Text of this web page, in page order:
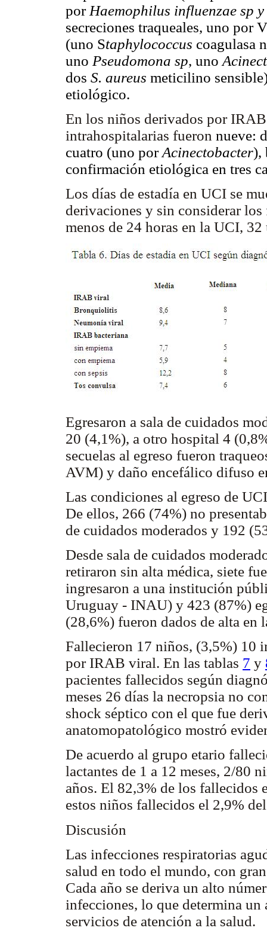
por Haemophilus influenzae sp
secreciones traqueales, uno por
(uno Staphylococcus coagulasa
uno Pseudomona sp, uno
dos S. aureus meticilino
etiológico.
En los niños derivados por
intrahospitalarias fueron nueve:
cuatro (uno por Acinectobacter),
confirmación etiológica en tres
Los días de estadía en UCI se
derivaciones y sin considerar
menos de 24 horas en la UCI,
Egresaron a sala de cuidados
20 (4,1%), a otro hospital 4
secuelas al egreso fueron
AVM) y daño encefálico difuso
Las condiciones al egreso de
De ellos, 266 (74%) no
de cuidados moderados y 192
Desde sala de cuidados
retiraron sin alta médica, siete
ingresaron a una institución
Uruguay - INAU) y 423 (87%)
(28,6%) fueron dados de alta en
Fallecieron 17 niños, (3,5%) 10
por IRAB viral. En las tablas 7 y
pacientes fallecidos según
meses 26 días la necropsia no
shock séptico con el que fue
anatomopatológico mostró
De acuerdo al grupo etario
lactantes de 1 a 12 meses, 2/80
años. El 82,3% de los fallecidos
estos niños fallecidos el 2,9%
Discusión
Las infecciones respiratorias
salud en todo el mundo, con
Cada año se deriva un alto
infecciones, lo que determina un
servicios de atención a la salud.